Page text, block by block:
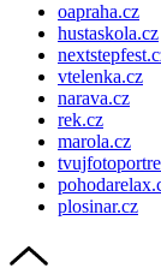
oapraha.cz
hustaskola.cz
vtelenka.cz
narava.cz
rek.cz
marola.cz
plosinar.cz